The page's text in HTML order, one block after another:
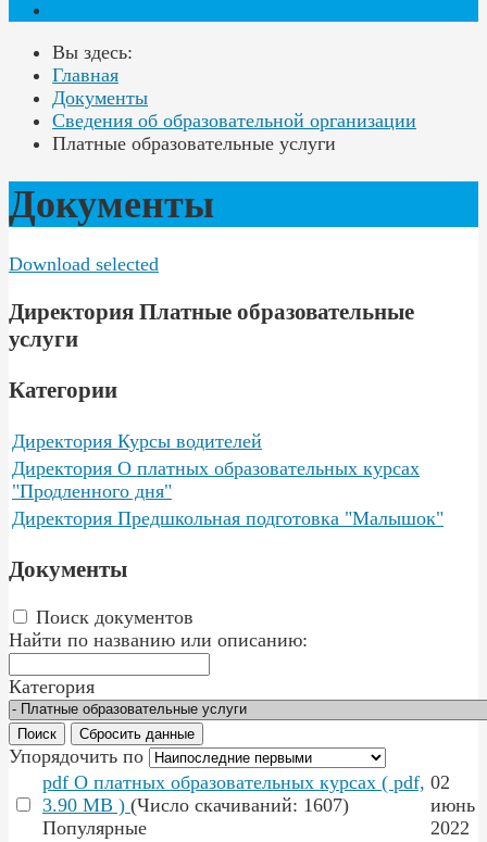
Вы здесь:
Главная
Документы
Сведения об образовательной организации
Платные образовательные услуги
Документы
Download selected
Директория Платные образовательные
услуги
Категории
Директория Курсы водителей
Директория О платных образовательных курсах
"Продленного дня"
Директория Предшкольная подготовка "Малышок"
Документы
Поиск документов
Найти по названию или описанию:
Категория
Поиск Сбросить данные
Упорядочить по
pdf О платных образовательных курсах ( pdf,
3.90 MB ) (Число скачиваний: 1607)
Популярные
02
июнь
2022